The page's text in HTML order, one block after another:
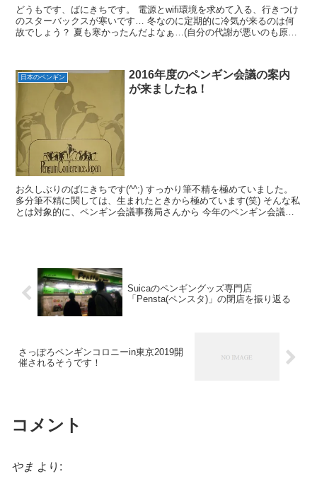
どうもです、ばにきちです。 電源とwifi環境を求めて入る、行きつけ
のスターバックスが寒いです… 冬なのに定期的に冷気が来るのは何
故でしょう？ 夏も寒かったんだよなぁ…(自分の代謝が悪いのも原因
日本のペンギン
2016年度のペンギン会議の案内
が来ましたね！
お久しぶりのばにきちです(^^;) すっかり筆不精を極めていました。
多分筆不精に関しては、生まれたときから極めています(笑) そんな私
とは対象的に、ペンギン会議事務局さんから 今年のペンギン会議の
Suicaのペンギングッズ専門店
「Pensta(ペンスタ)」の閉店を振り返る
さっぽろペンギンコロニーin東京2019開
催されるそうです！
コメント
やま より: